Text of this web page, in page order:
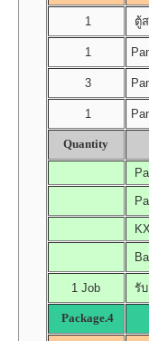
1 ตู้
1
3
1
Quantity
1 Job รั
Package.4